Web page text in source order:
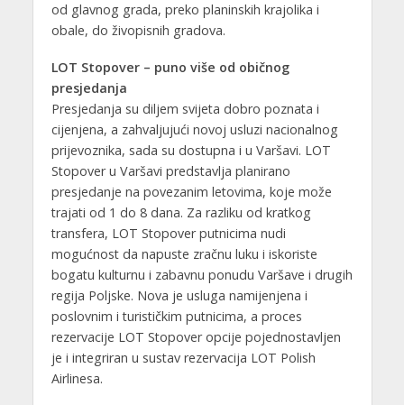
od glavnog grada, preko planinskih krajolika i
obale, do živopisnih gradova.
LOT Stopover – puno više od običnog
presjedanja
Presjedanja su diljem svijeta dobro poznata i
cijenjena, a zahvaljujući novoj usluzi nacionalnog
prijevoznika, sada su dostupna i u Varšavi. LOT
Stopover u Varšavi predstavlja planirano
presjedanje na povezanim letovima, koje može
trajati od 1 do 8 dana. Za razliku od kratkog
transfera, LOT Stopover putnicima nudi
mogućnost da napuste zračnu luku i iskoriste
bogatu kulturnu i zabavnu ponudu Varšave i drugih
regija Poljske. Nova je usluga namijenjena i
poslovnim i turističkim putnicima, a proces
rezervacije LOT Stopover opcije pojednostavljen
je i integriran u sustav rezervacija LOT Polish
Airlinesa.